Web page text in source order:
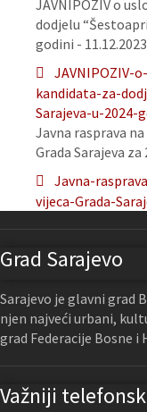
JAVNIPOZIV o
dodjelu
godini -
JAVNIPOZIV-
kandidata-za-
Sarajeva-u-2024-
Javna rasprava
Grada Sarajeva za
Javna-
vijeca-Grada-
Grad Sarajevo
Sarajevo je glavni grad
njen najveći urbani,
grad Federacije Bosne i
Važniji